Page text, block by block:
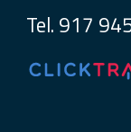
Tel. 917